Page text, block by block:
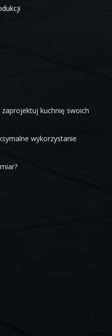
kuchnię swoich
wykorzystanie